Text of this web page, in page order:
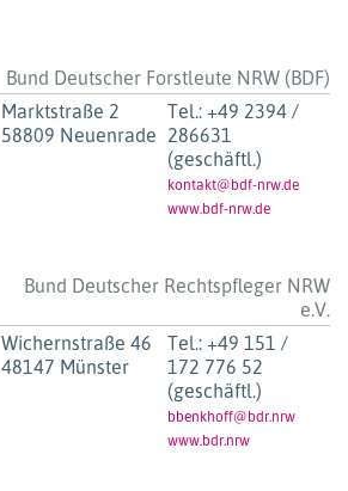
Bund Deutscher Forstleute NRW (BDF)
Marktstraße 2
58809 Neuenrade
Tel.:+49 2394 /
286631
(geschäftl.)
kontakt@bdf-nrw.de
www.bdf-nrw.de
Bund Deutscher Rechtspfleger NRW
e.V.
Wichernstraße 46
48147 Münster
Tel.:+49 151 /
172 776 52
(geschäftl.)
bbenkhoff@bdr.nrw
www.bdr.nrw